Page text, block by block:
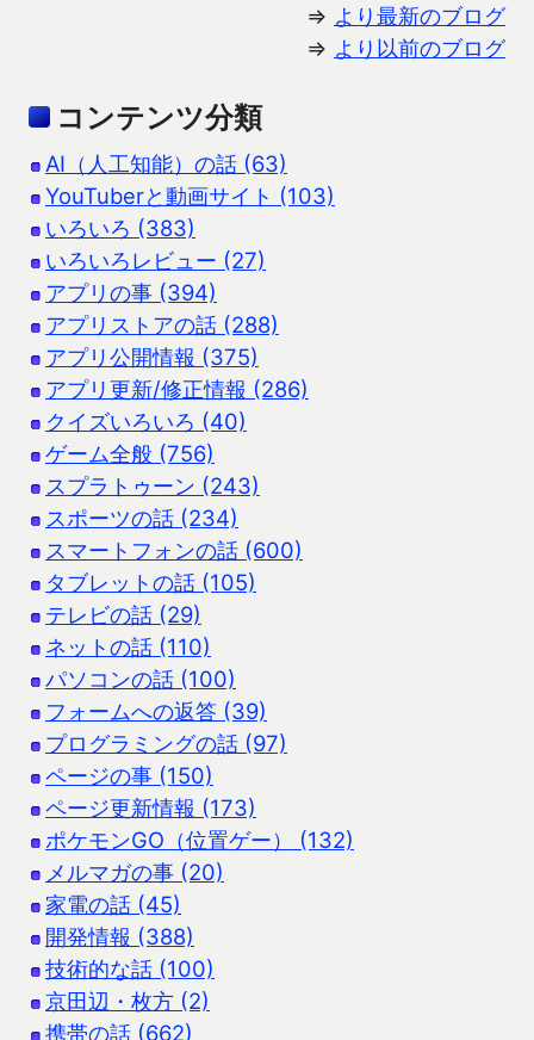
⇒ より最新のブログ
⇒ より以前のブログ
コンテンツ分類
AI（人工知能）の話 (63)
YouTuberと動画サイト (103)
いろいろ (383)
いろいろレビュー (27)
アプリの事 (394)
アプリストアの話 (288)
アプリ公開情報 (375)
アプリ更新/修正情報 (286)
クイズいろいろ (40)
ゲーム全般 (756)
スプラトゥーン (243)
スポーツの話 (234)
スマートフォンの話 (600)
タブレットの話 (105)
テレビの話 (29)
ネットの話 (110)
パソコンの話 (100)
フォームへの返答 (39)
プログラミングの話 (97)
ページの事 (150)
ページ更新情報 (173)
ポケモンGO（位置ゲー） (132)
メルマガの事 (20)
家電の話 (45)
開発情報 (388)
技術的な話 (100)
京田辺・枚方 (2)
携帯の話 (662)